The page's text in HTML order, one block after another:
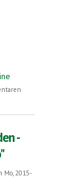
-
Mo, 2015-